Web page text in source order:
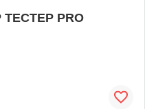
ТЕСТЕР PRO